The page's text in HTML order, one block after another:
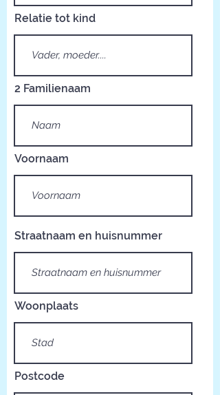
Relatie tot kind
2 Familienaam
Voornaam
Straatnaam en huisnummer
Woonplaats
Postcode